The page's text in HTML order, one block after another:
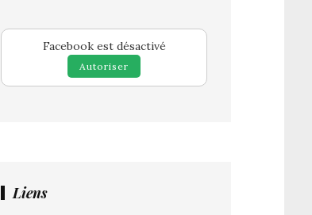
Facebook est désactivé
Autoriser
Liens